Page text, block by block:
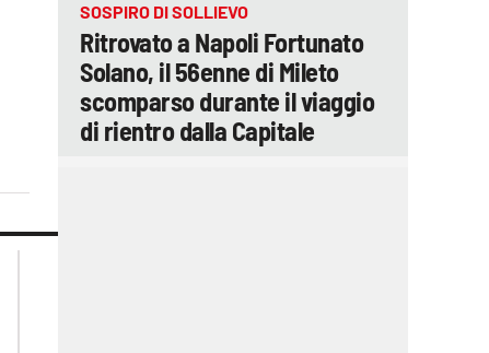
SOSPIRO DI SOLLIEVO
Ritrovato a Napoli Fortunato
Solano, il 56enne di Mileto
scomparso durante il viaggio
di rientro dalla Capitale